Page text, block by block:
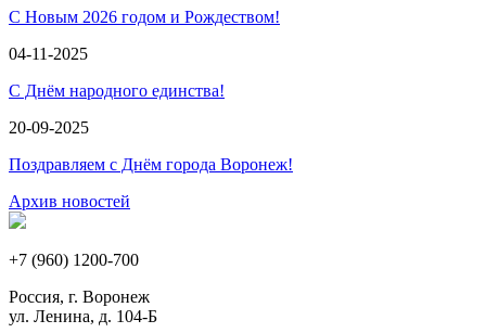
С Новым 2026 годом и Рождеством!
04-11-2025
С Днём народного единства!
20-09-2025
Поздравляем с Днём города Воронеж!
Архив новостей
+7 (960) 1200-700
Россия, г. Воронеж
ул. Ленина, д. 104-Б